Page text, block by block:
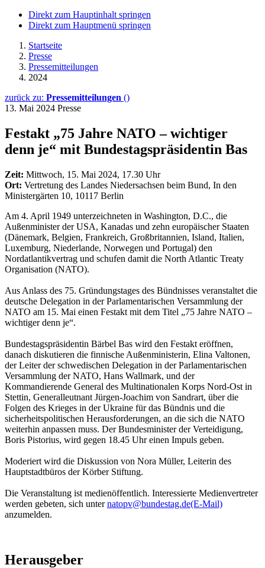
Direkt zum Hauptinhalt springen
Direkt zum Hauptmenü springen
Startseite
Presse
Pressemitteilungen
2024
zurück zu: Pressemitteilungen ()
13. Mai 2024 Presse
Festakt „75 Jahre NATO – wichtiger
denn je“ mit Bundestagspräsidentin Bas
Zeit: Mittwoch, 15. Mai 2024, 17.30 Uhr
Ort: Vertretung des Landes Niedersachsen beim Bund, In den
Ministergärten 10, 10117 Berlin
Am 4. April 1949 unterzeichneten in Washington, D.C., die
Außenminister der USA, Kanadas und zehn europäischer Staaten
(Dänemark, Belgien, Frankreich, Großbritannien, Island, Italien,
Luxemburg, Niederlande, Norwegen und Portugal) den
Nordatlantikvertrag und schufen damit die North Atlantic Treaty
Organisation (NATO).
Aus Anlass des 75. Gründungstages des Bündnisses veranstaltet die
deutsche Delegation in der Parlamentarischen Versammlung der
NATO am 15. Mai einen Festakt mit dem Titel „75 Jahre NATO –
wichtiger denn je“.
Bundestagspräsidentin Bärbel Bas wird den Festakt eröffnen,
danach diskutieren die finnische Außenministerin, Elina Valtonen,
der Leiter der schwedischen Delegation in der Parlamentarischen
Versammlung der NATO, Hans Wallmark, und der
Kommandierende General des Multinationalen Korps Nord-Ost in
Stettin, Generalleutnant Jürgen-Joachim von Sandrart, über die
Folgen des Krieges in der Ukraine für das Bündnis und die
sicherheitspolitischen Herausforderungen, an die sich die NATO
weiterhin anpassen muss. Der Bundesminister der Verteidigung,
Boris Pistorius, wird gegen 18.45 Uhr einen Impuls geben.
Moderiert wird die Diskussion von Nora Müller, Leiterin des
Hauptstadtbüros der Körber Stiftung.
Die Veranstaltung ist medienöffentlich. Interessierte Medienvertreter
werden gebeten, sich unternatopv@bundestag.de(E-Mail)
anzumelden.
Herausgeber